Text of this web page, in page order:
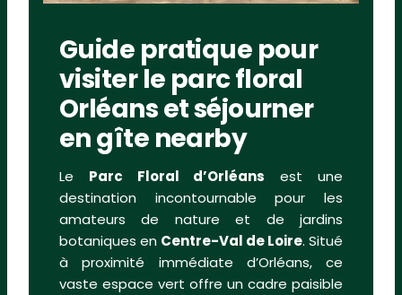
Guide pratique pour
visiter le parc floral
Orléans et séjourner
en gîte nearby
Le Parc Floral d’Orléans est une
destination incontournable pour les
amateurs de nature et de jardins
botaniques en Centre-Val de Loire. Situé
à proximité immédiate d’Orléans, ce
vaste espace vert offre un cadre paisible